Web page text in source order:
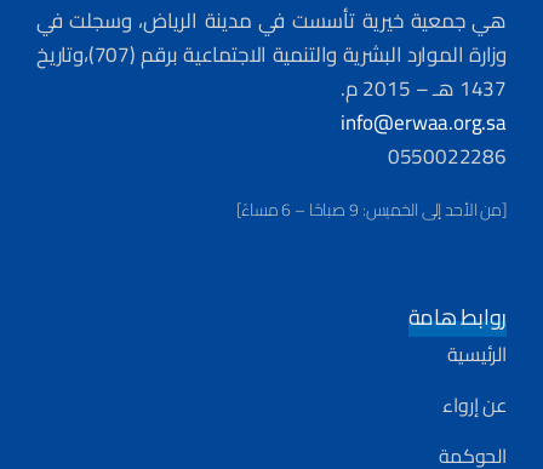
هي جمعية خيرية تأسست في مدينة الرياض، وسجلت في
وزارة الموارد البشرية والتنمية الاجتماعية برقم (707)،وتاريخ
1437 هـ – 2015 م.
info@erwaa.org.sa
0550022286
[من الأحد إلى الخميس: 9 صباحًا – 6 مساءً]
روابط هامة
الرئيسية
عن إرواء
الحوكمة